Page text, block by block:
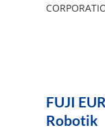
FUJI
Robotik